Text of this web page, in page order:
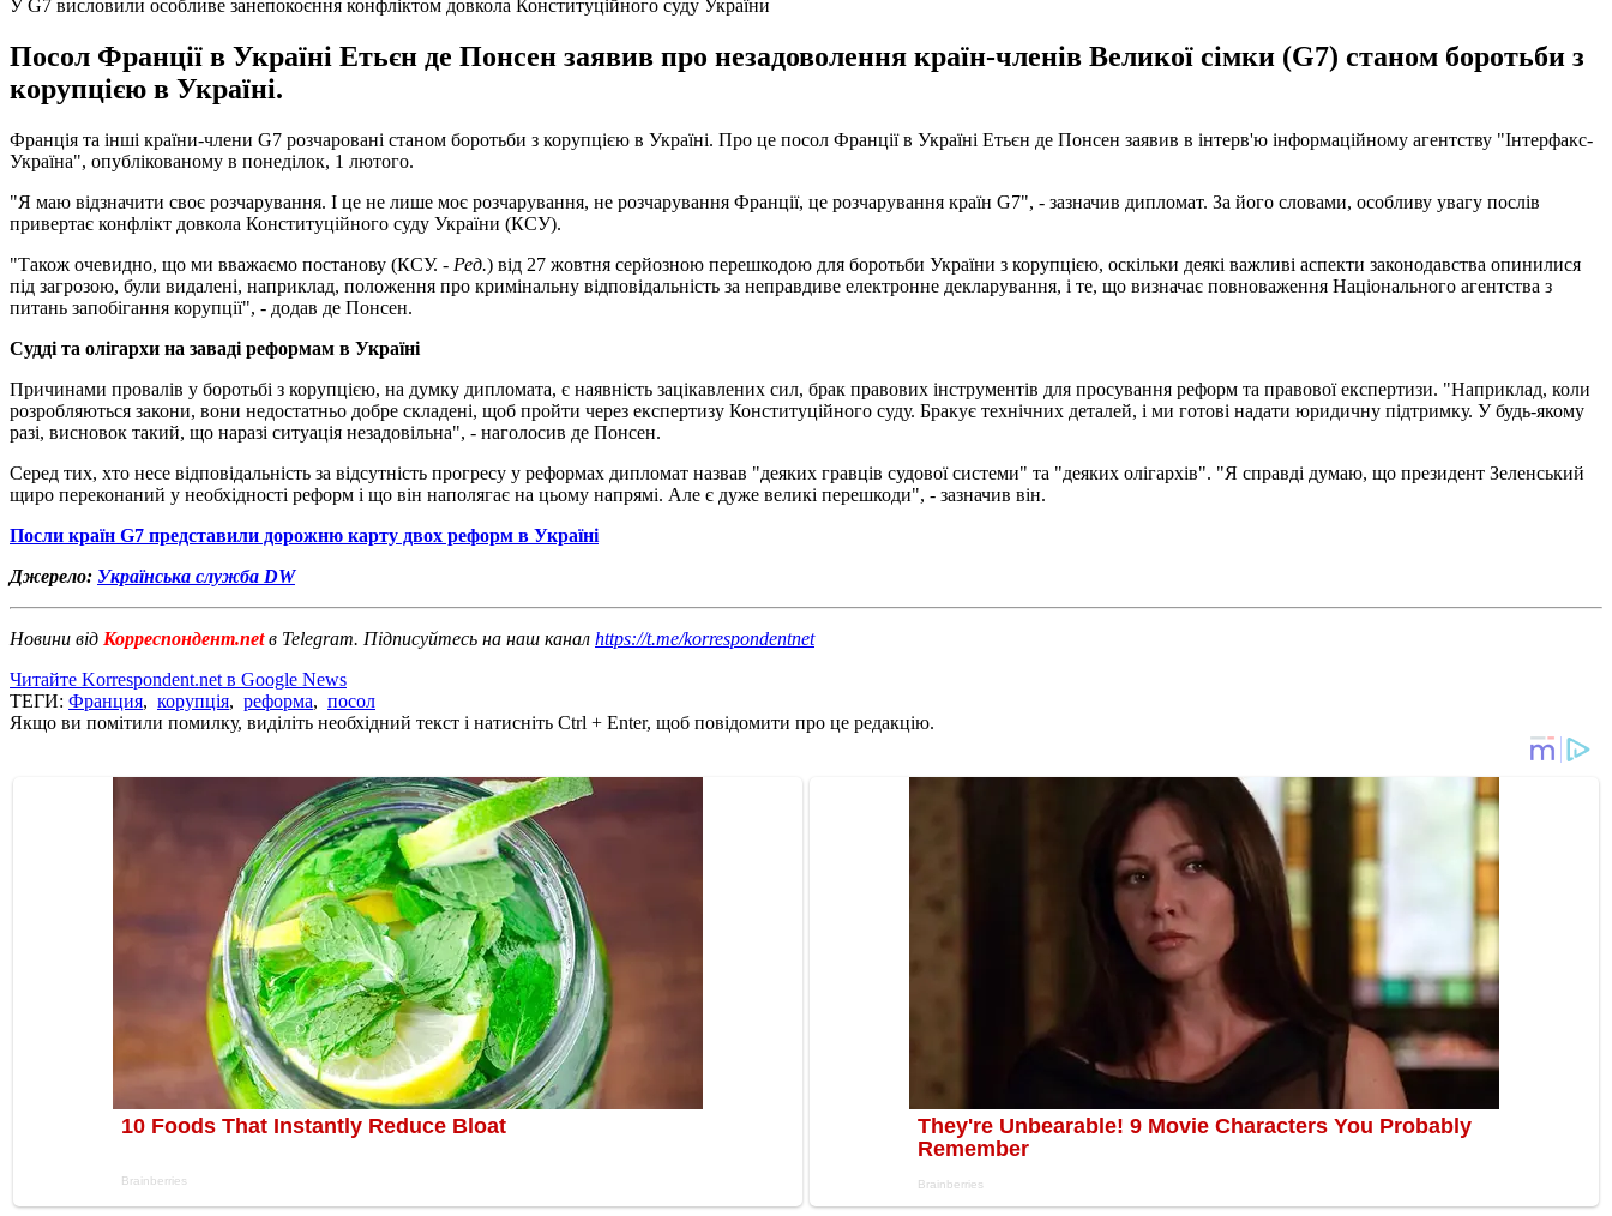
У G7 висловили особливе занепокоєння конфліктом довкола Конституційного суду України
Посол Франції в Україні Етьєн де Понсен заявив про незадоволення країн-членів Великої сімки (G7) станом боротьби з
корупцією в Україні.
Франція та інші країни-члени G7 розчаровані станом боротьби з корупцією в Україні. Про це посол Франції в Україні Етьєн де Понсен заявив в інтерв'ю інформаційному агентству "Інтерфакс-
Україна", опублікованому в понеділок, 1 лютого.
"Я маю відзначити своє розчарування. І це не лише моє розчарування, не розчарування Франції, це розчарування країн G7", - зазначив дипломат. За його словами, особливу увагу послів
привертає конфлікт довкола Конституційного суду України (КСУ).
"Також очевидно, що ми вважаємо постанову (КСУ. - Ред.) від 27 жовтня серйозною перешкодою для боротьби України з корупцією, оскільки деякі важливі аспекти законодавства опинилися
під загрозою, були видалені, наприклад, положення про кримінальну відповідальність за неправдиве електронне декларування, і те, що визначає повноваження Національного агентства з
питань запобігання корупції", - додав де Понсен.
Судді та олігархи на заваді реформам в Україні
Причинами провалів у боротьбі з корупцією, на думку дипломата, є наявність зацікавлених сил, брак правових інструментів для просування реформ та правової експертизи. "Наприклад, коли
розробляються закони, вони недостатньо добре складені, щоб пройти через експертизу Конституційного суду. Бракує технічних деталей, і ми готові надати юридичну підтримку. У будь-якому
разі, висновок такий, що наразі ситуація незадовільна", - наголосив де Понсен.
Серед тих, хто несе відповідальність за відсутність прогресу у реформах дипломат назвав "деяких гравців судової системи" та "деяких олігархів". "Я справді думаю, що президент Зеленський
щиро переконаний у необхідності реформ і що він наполягає на цьому напрямі. Але є дуже великі перешкоди", - зазначив він.
Посли країн G7 представили дорожню карту двох реформ в Україні
Джерело: Українська служба DW
Новини від Корреспондент.netв Telegram. Підписуйтесь на наш канал https://t.me/korrespondentnet
Читайте Korrespondent.net в Google News
ТЕГИ: Франция, корупція, реформа, посол
Якщо ви помітили помилку, виділіть необхідний текст і натисніть Ctrl + Enter, щоб повідомити про це редакцію.